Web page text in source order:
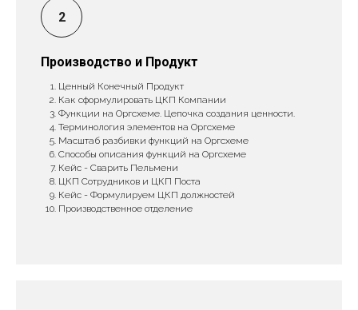
Производство и Продукт
Ценный Конечный Продукт
Как сформулировать ЦКП Компании
Функции на Оргсхеме. Цепочка создания ценности.
Терминология элементов на Оргсхеме
Масштаб разбивки функций на Оргсхеме
Способы описания функций на Оргсхеме
Кейс - Сварить Пельмени
ЦКП Сотрудников и ЦКП Поста
Кейс - Формулируем ЦКП должностей
Производственное отделение